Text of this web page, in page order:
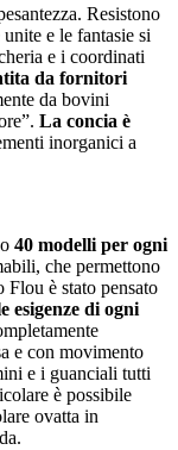
Resistono
e le fantasie si
e i coordinati
da fornitori
da bovini
La concia è
inorganici a
40 modelli per ogni
che permettono
è stato pensato
esigenze di ogni
e con movimento
e i guanciali tutti
è possibile
ovatta in